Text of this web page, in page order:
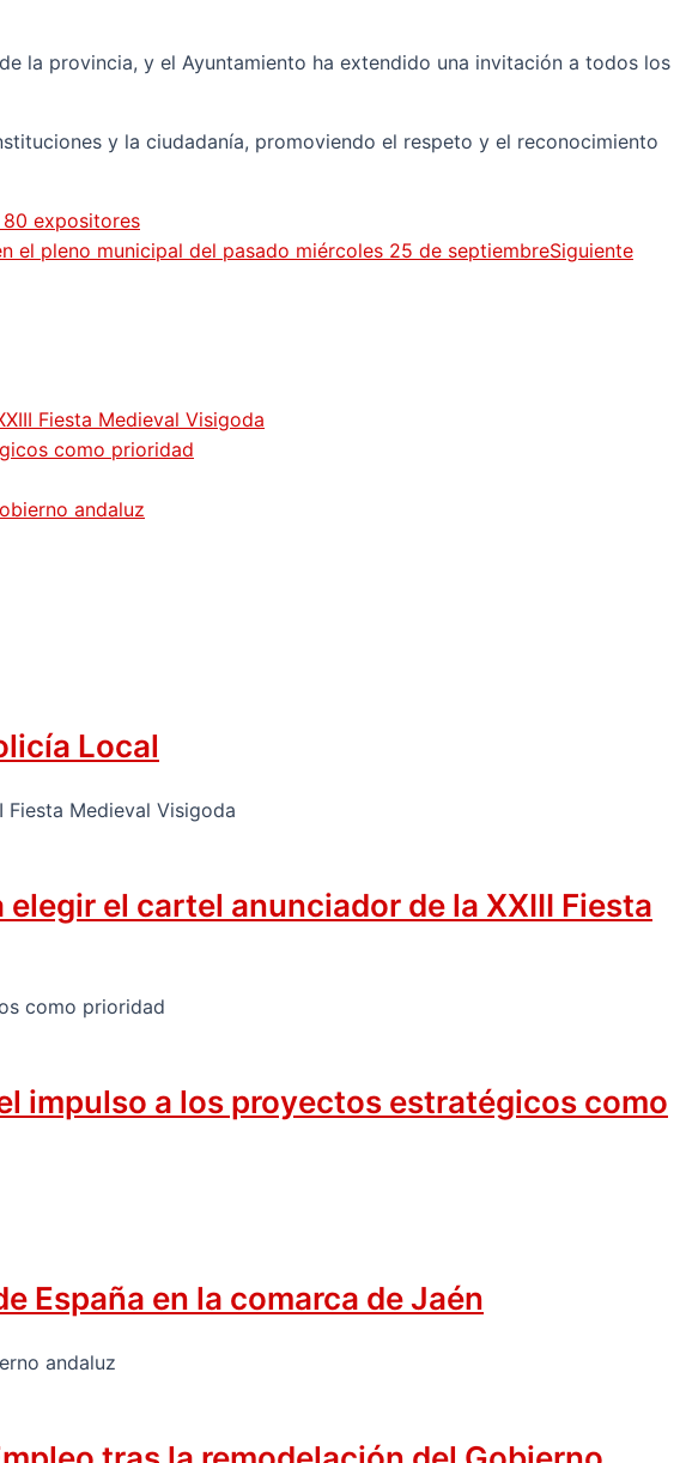
la provincia, y el Ayuntamiento ha extendido una invitación a todos los
y la ciudadanía, promoviendo el respeto y el reconocimiento
expositores
el pleno municipal del pasado miércoles 25 de septiembreSiguiente
Fiesta Medieval Visigoda
como prioridad
andaluz
Local
el cartel anunciador de la XXIII Fiesta
impulso a los proyectos estratégicos como
España en la comarca de Jaén